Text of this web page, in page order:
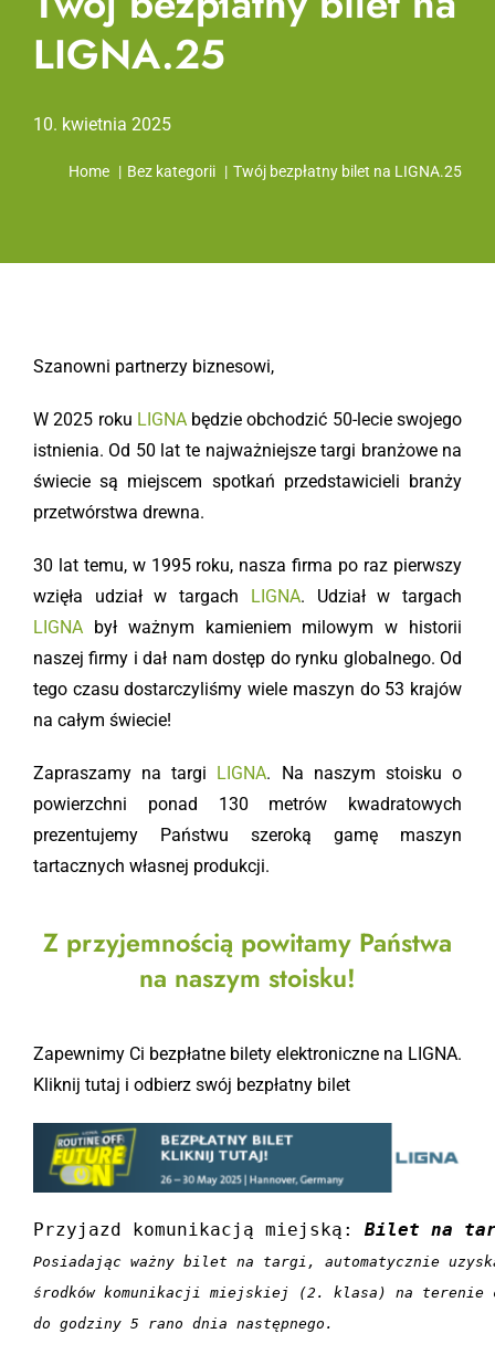
LIGNA.25
10. kwietnia 2025
Home Bez kategorii Twój bezpłatny bilet na LIGNA.25
Szanowni partnerzy biznesowi,
W 2025 roku LIGNAbędzie obchodzić 50-lecie swojego
istnienia. Od 50 lat te najważniejsze targi branżowe na
świecie są miejscem spotkań przedstawicieli branży
przetwórstwa drewna.
30 lat temu, w 1995 roku, nasza firma po raz pierwszy
wzięła udział w targach LIGNA. Udział w targach
LIGNAbył ważnym kamieniem milowym w historii
naszej firmy i dał nam dostęp do rynku globalnego. Od
tego czasu dostarczyliśmy wiele maszyn do 53 krajów
na całym świecie!
Zapraszamy na targi LIGNA. Na naszym stoisku o
powierzchni ponad 130 metrów kwadratowych
prezentujemy Państwu szeroką gamę maszyn
tartacznych własnej produkcji.
Z przyjemnością powitamy Państwa
na naszym stoisku!
Zapewnimy Ci bezpłatne bilety elektroniczne na LIGNA.
Kliknij tutaj i odbierz swój bezpłatny bilet
Przyjazd komunikacją miejską: Bilet na
Posiadając ważny bilet na targi, automatycznie
środków komunikacji miejskiej (2. klasa) na terenie
do godziny 5 rano dnia następnego.